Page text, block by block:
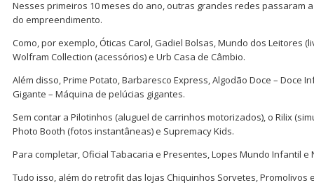
Nesses primeiros 10 meses do ano, outras grandes redes passaram
do empreendimento.
Como, por exemplo, Óticas Carol, Gadiel Bolsas, Mundo dos Leitores
Wolfram Collection (acessórios) e Urb Casa de Câmbio.
Além disso, Prime Potato, Barbaresco Express, Algodão Doce – Doce
Gigante – Máquina de pelúcias gigantes.
Sem contar a Pilotinhos (aluguel de carrinhos motorizados), o Rilix
Photo Booth (fotos instantâneas) e Supremacy Kids.
Para completar, Oficial Tabacaria e Presentes, Lopes Mundo Infantil e
Tudo isso, além do retrofit das lojas Chiquinhos Sorvetes, Promolivos